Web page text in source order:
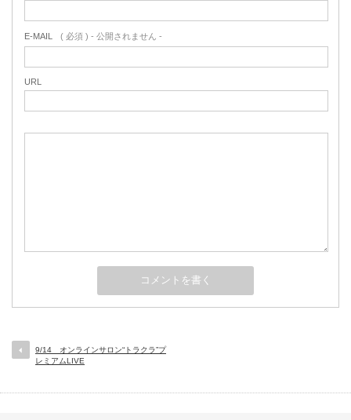
E-MAIL ( 必須 ) - 公開されません -
URL
9/14 オンラインサロン“トラクラ”プ
レミアムLIVE